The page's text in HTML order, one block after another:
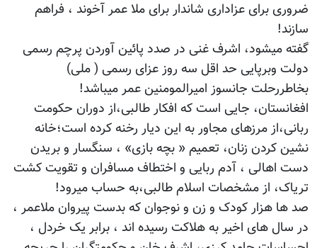
ضروری برای عزاداری شاندار برای ملا عمر آخوند ، فراهم
سازند!
گفته میشود، اشرف غنی در صدد پائین آوردن پرچم رسمی
دولت وبرپایی حد اقل سه روز عزای رسمی ( ملی)
بخاطررحلت جانسوز امیرالمومنین عمر میباشد!
افغانستان، جایی است که افکار طالبی،از دوران حکومت
ربانی،از مرزهای مجاور به این دیار رخنه کرده است؛خانه
نشین کردن زنان، تعمیم « بچه بازی» ، سنگسار و بریدن
دست اهالی ، آدم ربايی و اختطاف مسافران و تقویت کشت
تریاک، از مشخصات اسلام طالبی،به حساب میرود!
صد ها هزار کودک و زن و نوجوان که بدست پیروان ملاعمر ،
در سال های اخیر به هلاکت رسیده اند ، برابر یک خردل ،